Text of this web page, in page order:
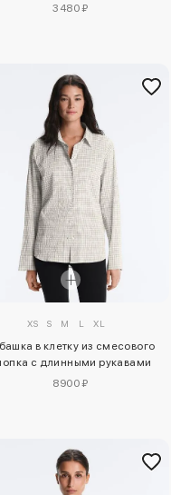
3480 ₽
XS S M L XL
в клетку из смесового
с длинными рукавами
8900 ₽